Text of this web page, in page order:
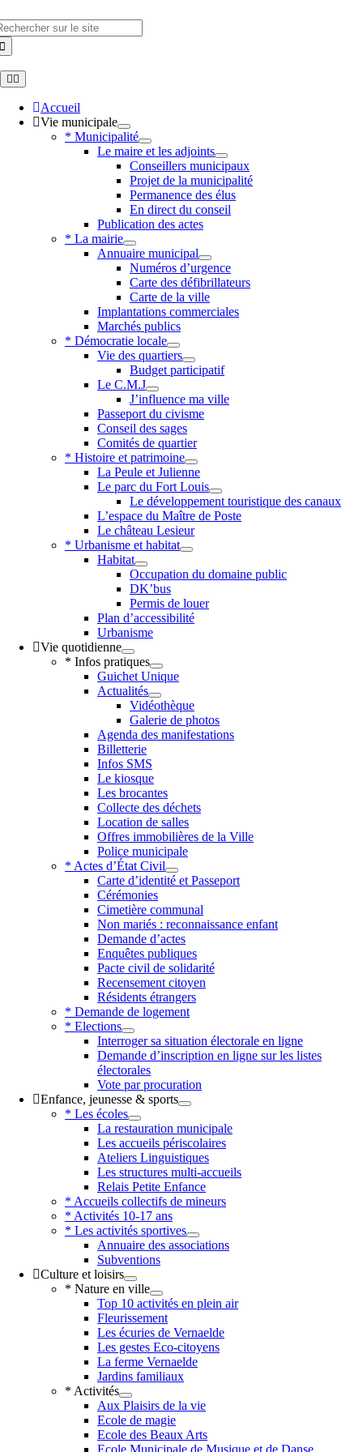
to
content
Toggle
Navigation
Accueil
Vie municipale
* Municipalité
Le maire et les adjoints
Conseillers municipaux
Projet de la municipalité
Permanence des élus
En direct du conseil
Publication des actes
* La mairie
Annuaire municipal
Numéros d’urgence
Carte des défibrillateurs
Carte de la ville
Implantations commerciales
Marchés publics
* Démocratie locale
Vie des quartiers
Budget participatif
Le C.M.J
J’influence ma ville
Passeport du civisme
Conseil des sages
Comités de quartier
* Histoire et patrimoine
La Peule et Julienne
Le parc du Fort Louis
Le développement touristique des canaux
L’espace du Maître de Poste
Le château Lesieur
* Urbanisme et habitat
Habitat
Occupation du domaine public
DK’bus
Permis de louer
Plan d’accessibilité
Urbanisme
Vie quotidienne
* Infos pratiques
Guichet Unique
Actualités
Vidéothèque
Galerie de photos
Agenda des manifestations
Billetterie
Infos SMS
Le kiosque
Les brocantes
Collecte des déchets
Location de salles
Offres immobilières de la Ville
Police municipale
* Actes d’État Civil
Carte d’identité et Passeport
Cérémonies
Cimetière communal
Non mariés : reconnaissance enfant
Demande d’actes
Enquêtes publiques
Pacte civil de solidarité
Recensement citoyen
Résidents étrangers
* Demande de logement
* Elections
Interroger sa situation électorale en ligne
Demande d’inscription en ligne sur les listes
électorales
Vote par procuration
Enfance, jeunesse & sports
* Les écoles
La restauration municipale
Les accueils périscolaires
Ateliers Linguistiques
Les structures multi-accueils
Relais Petite Enfance
* Accueils collectifs de mineurs
* Activités 10-17 ans
* Les activités sportives
Annuaire des associations
Subventions
Culture et loisirs
* Nature en ville
Top 10 activités en plein air
Fleurissement
Les écuries de Vernaelde
Les gestes Eco-citoyens
La ferme Vernaelde
Jardins familiaux
* Activités
Aux Plaisirs de la vie
Ecole de magie
Ecole des Beaux Arts
Ecole Municipale de Musique et de Danse